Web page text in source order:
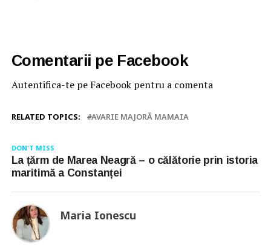
Comentarii pe Facebook
Autentifica-te pe Facebook pentru a comenta
RELATED TOPICS: AVARIE MAJORĂ MAMAIA
DON'T MISS
La țărm de Marea Neagră – o călătorie prin istoria
maritimă a Constanței
Maria Ionescu